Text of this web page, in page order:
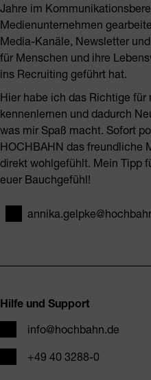
Jahre im
Medienunternehmen
Media-Kanäle, Newsletter
für Menschen und ihre
ins Recruiting geführt hat.
Hier habe ich das Richtige
kennenlernen und dadurch
was mir Spaß macht. Sofort
HOCHBAHN das freundliche
direkt wohlgefühlt. Mein Tipp
euer Bauchgefühl!
E-Mail
Hilfe und Support
E-Mailinfo@hochbahn.de
Telefon+49 40 3288-0